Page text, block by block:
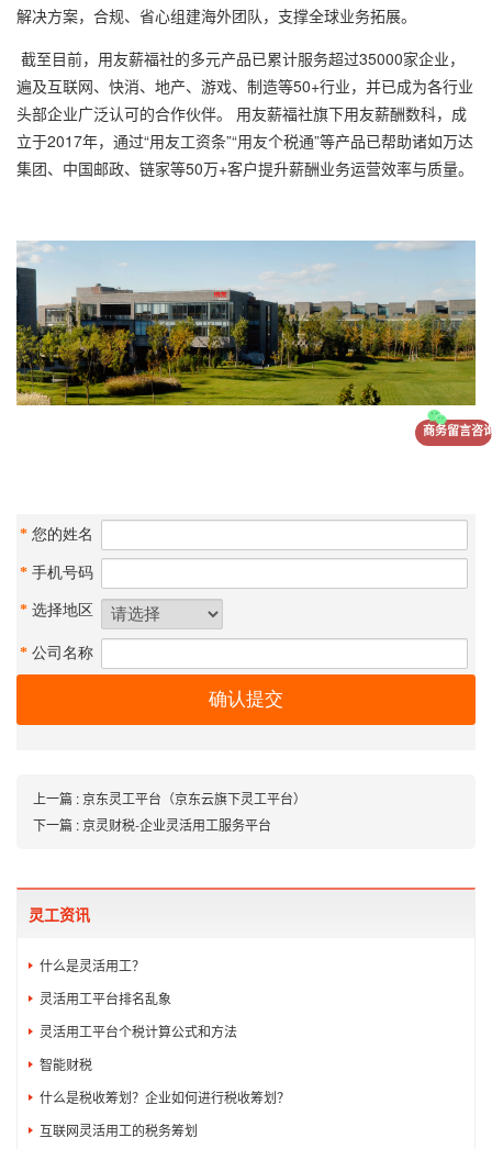
解决方案，合规、省心组建海外团队，支撑全球业务拓展。
截至目前，用友薪福社的多元产品已累计服务超过35000家企业，
遍及互联网、快消、地产、游戏、制造等50+行业，并已成为各行业
头部企业广泛认可的合作伙伴。 用友薪福社旗下用友薪酬数科，成
立于2017年，通过“用友工资条”“用友个税通”等产品已帮助诸如万达
集团、中国邮政、链家等50万+客户提升薪酬业务运营效率与质量。
上一篇 : 京东灵工平台（京东云旗下灵工平台）
下一篇 : 京灵财税-企业灵活用工服务平台
灵工资讯
什么是灵活用工？
灵活用工平台排名乱象
灵活用工平台个税计算公式和方法
智能财税
什么是税收筹划？企业如何进行税收筹划？
互联网灵活用工的税务筹划